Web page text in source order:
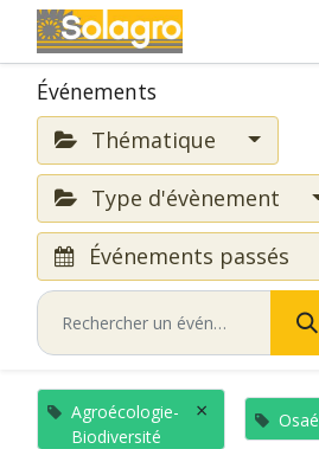
Événements
Thématique
Type d'évènement
Événements passés
Agroécologie-
Biodiversité
× Osaé